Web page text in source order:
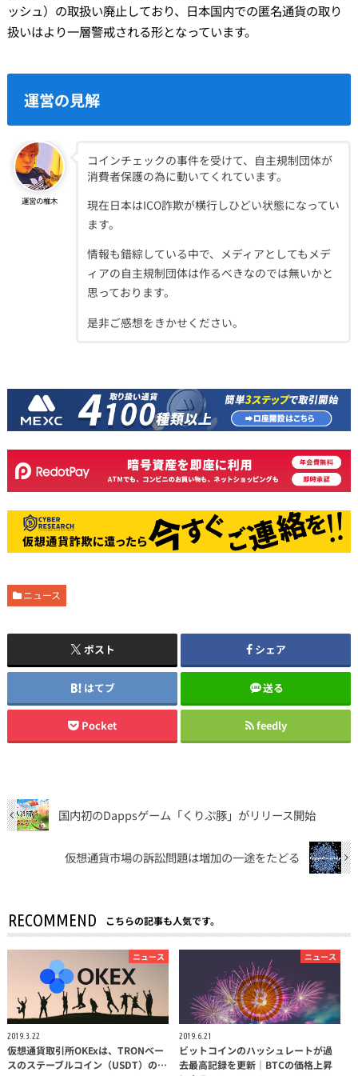
ッシュ）の取扱い廃止しており、日本国内での匿名通貨の取り
扱いはより一層警戒される形となっています。
運営の見解
運営の椎木
コインチェックの事件を受けて、自主規制団体が
消費者保護の為に動いてくれています。
現在日本はICO詐欺が横行しひどい状態になってい
ます。
情報も錯綜している中で、メディアとしてもメデ
ィアの自主規制団体は作るべきなのでは無いかと
思っております。
是非ご感想をきかせください。
ニュース
ポスト シェア
はてブ 送る
Pocket feedly
国内初のDappsゲーム「くりぷ豚」がリリース開始
仮想通貨市場の訴訟問題は増加の一途をたどる
RECOMMEND こちらの記事も人気です。
ニュース
2019.3.22
仮想通貨取引所OKExは、TRONベー
スのステーブルコイン（USDT）の…
ニュース
2019.6.21
ビットコインのハッシュレートが過
去最高記録を更新｜BTCの価格上昇